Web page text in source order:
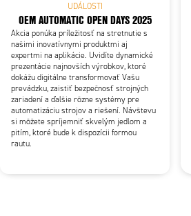
UDÁLOSTI
OEM AUTOMATIC OPEN DAYS 2025
Akcia ponúka príležitosť na stretnutie s
našimi inovatívnymi produktmi aj
expertmi na aplikácie. Uvidíte dynamické
prezentácie najnovších výrobkov, ktoré
dokážu digitálne transformovať Vašu
prevádzku, zaistiť bezpečnosť strojných
zariadení a ďalšie rôzne systémy pre
automatizáciu strojov a riešení. Návštevu
si môžete spríjemniť skvelým jedlom a
pitím, ktoré bude k dispozícii formou
rautu.